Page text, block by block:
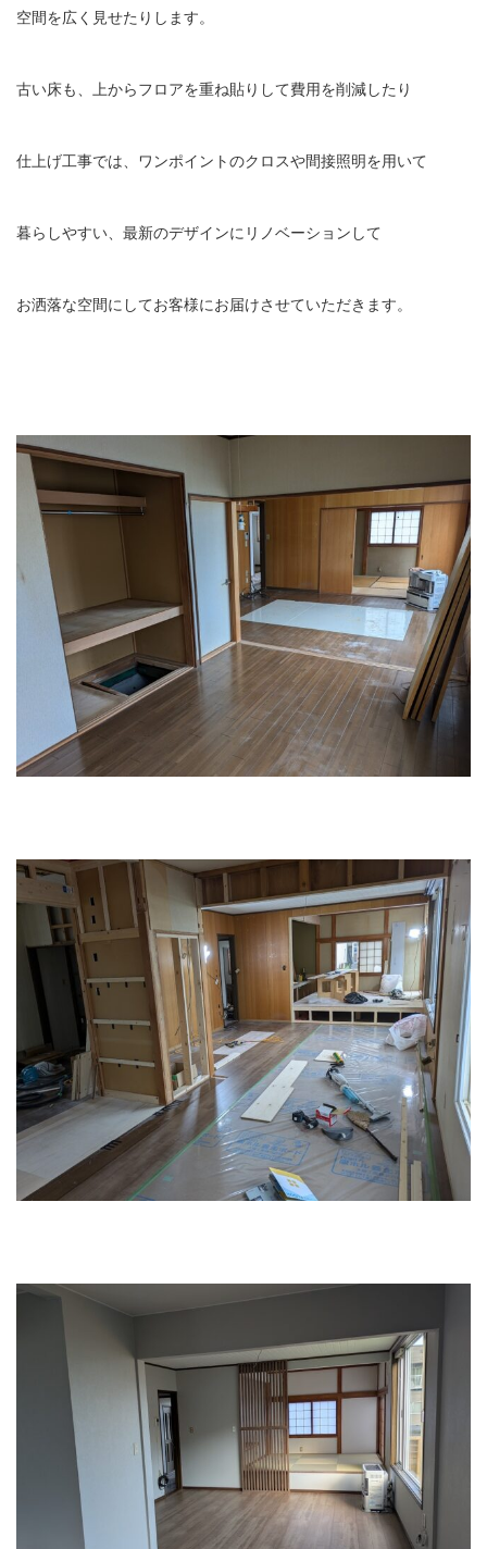
空間を広く見せたりします。
古い床も、上からフロアを重ね貼りして費用を削減したり
仕上げ工事では、ワンポイントのクロスや間接照明を用いて
暮らしやすい、最新のデザインにリノベーションして
お洒落な空間にしてお客様にお届けさせていただきます。